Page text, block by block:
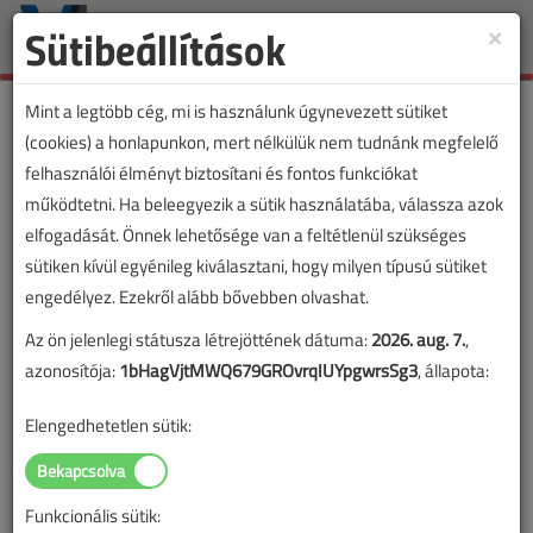
Toggle
×
Sütibeállítások
Mint a legtöbb cég, mi is használunk úgynevezett sütiket
(cookies) a honlapunkon, mert nélkülük nem tudnánk megfelelő
felhasználói élményt biztosítani és fontos funkciókat
működtetni. Ha beleegyezik a sütik használatába, válassza azok
elfogadását. Önnek lehetősége van a feltétlenül szükséges
sütiken kívül egyénileg kiválasztani, hogy milyen típusú sütiket
engedélyez. Ezekről alább bővebben olvashat.
Az ön jelenlegi státusza létrejöttének dátuma:2026. aug. 7.,
azonosítója:1bHagVjtMWQ679GROvrqIUYpgwrsSg3, állapota:
Elengedhetetlen sütik:
Funkcionális sütik: